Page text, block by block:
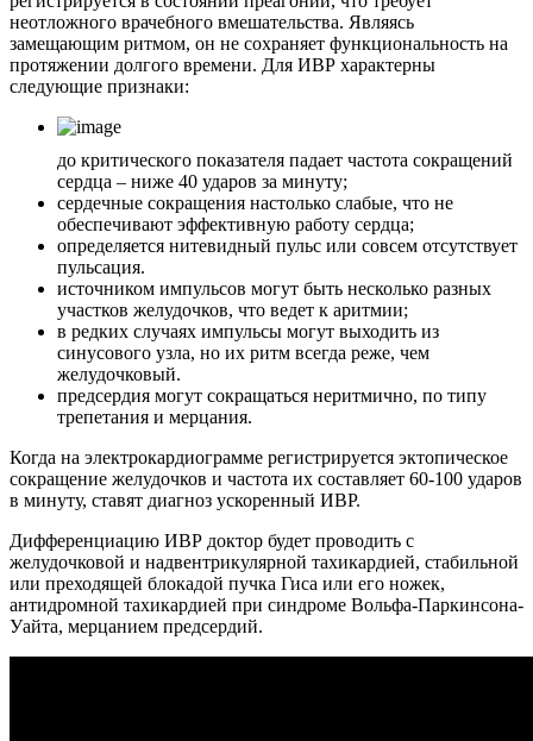
неотложного врачебного вмешательства. Являясь
замещающим ритмом, он не сохраняет функциональность на
протяжении долгого времени. Для ИВР характерны
следующие признаки:
до критического показателя падает частота сокращений
сердца – ниже 40 ударов за минуту;
сердечные сокращения настолько слабые, что не
обеспечивают эффективную работу сердца;
определяется нитевидный пульс или совсем отсутствует
пульсация.
источником импульсов могут быть несколько разных
участков желудочков, что ведет к аритмии;
в редких случаях импульсы могут выходить из
синусового узла, но их ритм всегда реже, чем
желудочковый.
предсердия могут сокращаться неритмично, по типу
трепетания и мерцания.
Когда на электрокардиограмме регистрируется эктопическое
сокращение желудочков и частота их составляет 60-100 ударов
в минуту, ставят диагноз ускоренный ИВР.
Дифференциацию ИВР доктор будет проводить с
желудочковой и надвентрикулярной тахикардией, стабильной
или преходящей блокадой пучка Гиса или его ножек,
антидромной тахикардией при синдроме Вольфа-Паркинсона-
Уайта, мерцанием предсердий.